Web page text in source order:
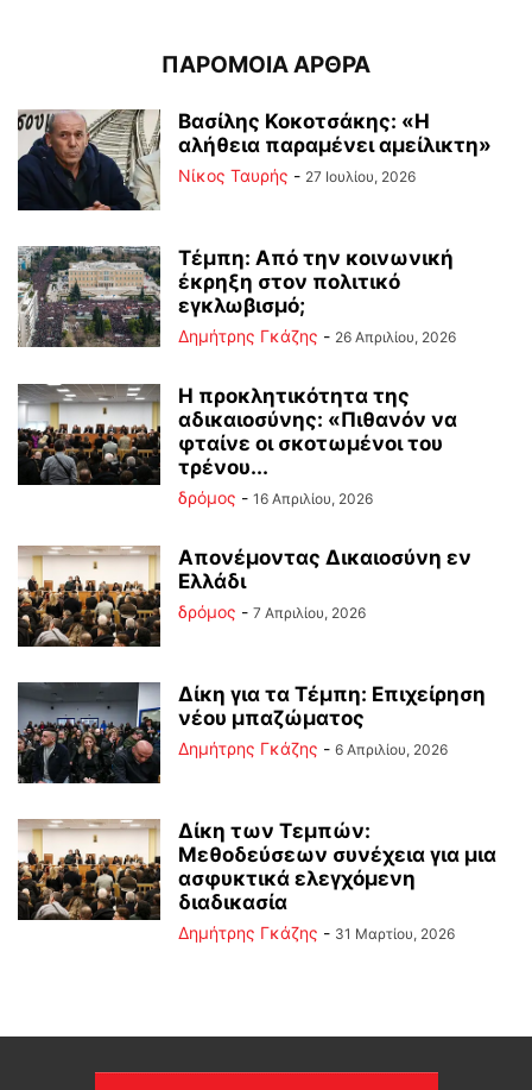
ΠΑΡΟΜΟΙΑ ΑΡΘΡΑ
Βασίλης Κοκοτσάκης: «Η
αλήθεια παραμένει αμείλικτη»
Νίκος Ταυρής - 27 Ιουλίου, 2026
Τέμπη: Από την κοινωνική
έκρηξη στον πολιτικό
εγκλωβισμό;
Δημήτρης Γκάζης - 26 Απριλίου, 2026
Η προκλητικότητα της
αδικαιοσύνης: «Πιθανόν να
φταίνε οι σκοτωμένοι του
τρένου...
δρόμος - 16 Απριλίου, 2026
Απονέμοντας Δικαιοσύνη εν
Ελλάδι
δρόμος - 7 Απριλίου, 2026
Δίκη για τα Τέμπη: Επιχείρηση
νέου μπαζώματος
Δημήτρης Γκάζης - 6 Απριλίου, 2026
Δίκη των Τεμπών:
Μεθοδεύσεων συνέχεια για μια
ασφυκτικά ελεγχόμενη
διαδικασία
Δημήτρης Γκάζης - 31 Μαρτίου, 2026